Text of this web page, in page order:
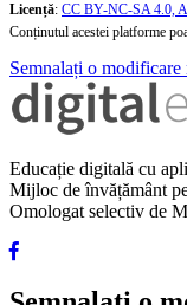
Licență: CC BY-NC-SA 4.0,
Conținutul acestei platforme
Semnalați o modificare
Educație digitală cu
Mijloc de învățământ
Omologat selectiv de